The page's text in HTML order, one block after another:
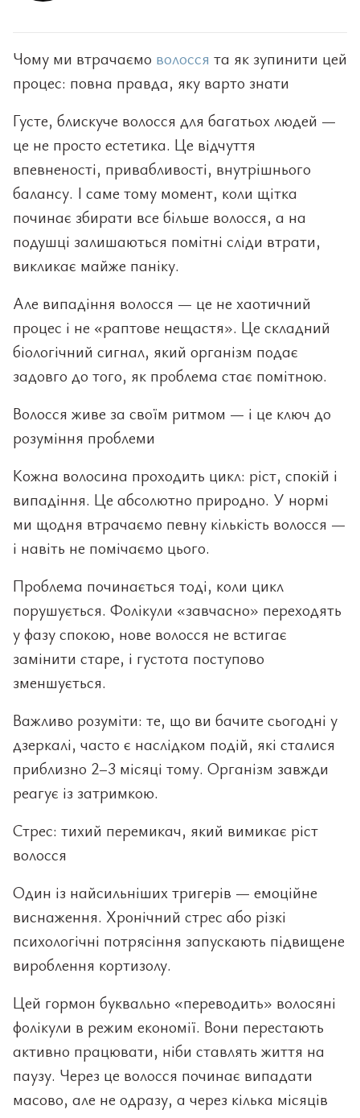
Чому ми втрачаємо волосся та як зупинити цей
процес: повна правда, яку варто знати
Густе, блискуче волосся для багатьох людей —
це не просто естетика. Це відчуття
впевненості, привабливості, внутрішнього
балансу. І саме тому момент, коли щітка
починає збирати все більше волосся, а на
подушці залишаються помітні сліди втрати,
викликає майже паніку.
Але випадіння волосся — це не хаотичний
процес і не «раптове нещастя». Це складний
біологічний сигнал, який організм подає
задовго до того, як проблема стає помітною.
Волосся живе за своїм ритмом — і це ключ до
розуміння проблеми
Кожна волосина проходить цикл: ріст, спокій і
випадіння. Це абсолютно природно. У нормі
ми щодня втрачаємо певну кількість волосся —
і навіть не помічаємо цього.
Проблема починається тоді, коли цикл
порушується. Фолікули «завчасно» переходять
у фазу спокою, нове волосся не встигає
замінити старе, і густота поступово
зменшується.
Важливо розуміти: те, що ви бачите сьогодні у
дзеркалі, часто є наслідком подій, які сталися
приблизно 2–3 місяці тому. Організм завжди
реагує із затримкою.
Стрес: тихий перемикач, який вимикає ріст
волосся
Один із найсильніших тригерів — емоційне
виснаження. Хронічний стрес або різкі
психологічні потрясіння запускають підвищене
вироблення кортизолу.
Цей гормон буквально «переводить» волосяні
фолікули в режим економії. Вони перестають
активно працювати, ніби ставлять життя на
паузу. Через це волосся починає випадати
масово, але не одразу, а через кілька місяців